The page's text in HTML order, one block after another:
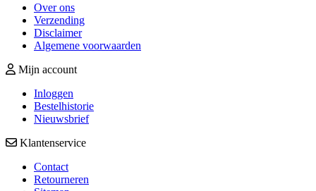
Over ons
Verzending
Disclaimer
Algemene voorwaarden
Mijn account
Inloggen
Bestelhistorie
Nieuwsbrief
Klantenservice
Contact
Retourneren